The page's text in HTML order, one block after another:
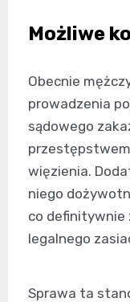
Możliwe
Obecnie
prowadzenia
sądowego
więzienia.
niego
co definitywnie
legalnego
Sprawa ta